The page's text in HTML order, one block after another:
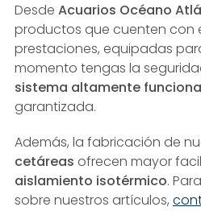
Desde Acuarios Océano
productos que cuenten con
prestaciones, equipadas
momento tengas la
sistema altamente
garantizada.
Además, la fabricación de
cetáreas ofrecen mayor
aislamiento isotérmico.
sobre nuestros artículos,